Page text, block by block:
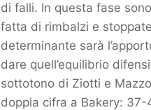
di falli. In questa fase
fatta di rimbalzi e
determinante sarà
dare quell’equilibrio
sottotono di Ziotti e
doppia cifra a Bakery: